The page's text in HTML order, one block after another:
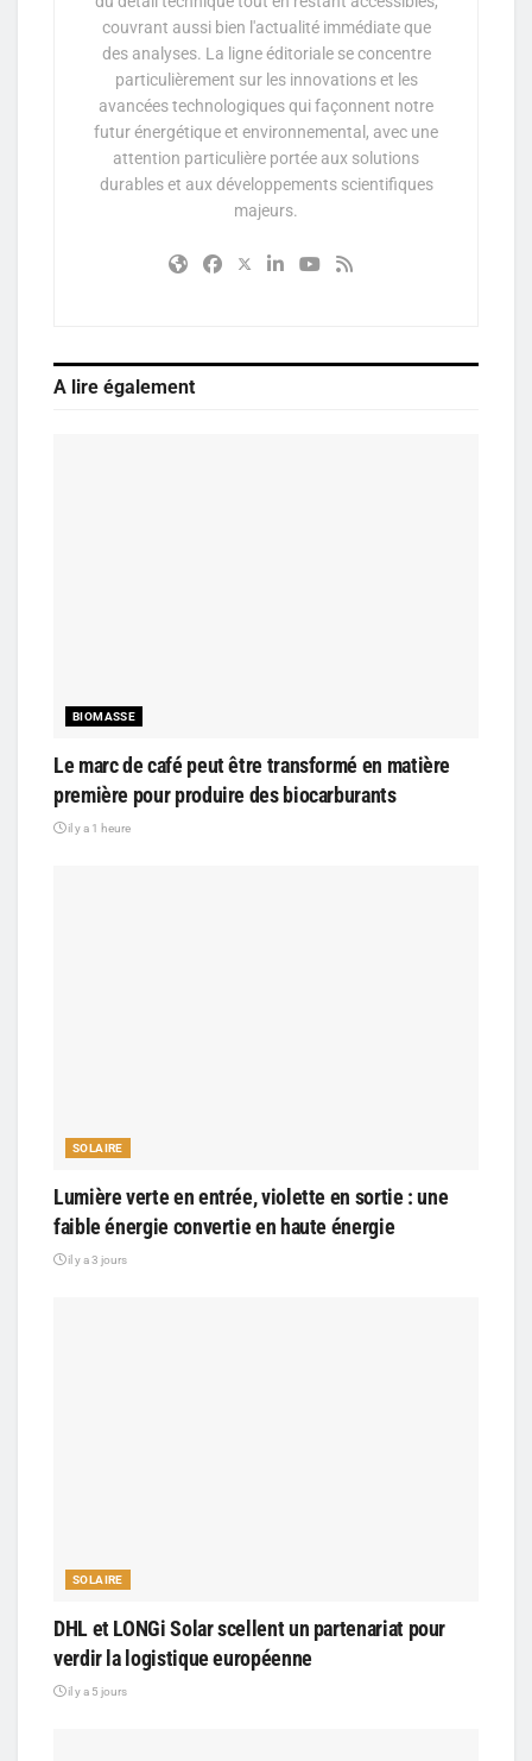
couvrant aussi bien l'actualité immédiate que
des analyses. La ligne éditoriale se concentre
particulièrement sur les innovations et les
avancées technologiques qui façonnent notre
futur énergétique et environnemental, avec une
attention particulière portée aux solutions
durables et aux développements scientifiques
majeurs.
A lire également
BIOMASSE
Le marc de café peut être transformé en matière
première pour produire des biocarburants
il y a 1 heure
SOLAIRE
Lumière verte en entrée, violette en sortie : une
faible énergie convertie en haute énergie
il y a 3 jours
SOLAIRE
DHL et LONGi Solar scellent un partenariat pour
verdir la logistique européenne
il y a 5 jours